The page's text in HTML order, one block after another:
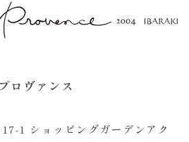
ロヴァンス
1 ショッピングガーデンアク